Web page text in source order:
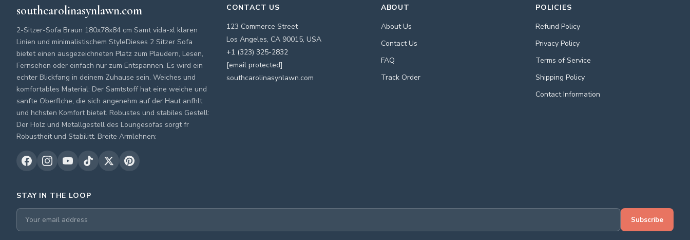
southcarolinasynlawn.com
2-Sitzer-Sofa Braun 180x78x84 cm Samt vida-xl klaren
Linien und minimalistischem StyleDieses 2 Sitzer Sofa
bietet einen ausgezeichneten Platz zum Plaudern, Lesen,
Fernsehen oder einfach nur zum Entspannen. Es wird ein
echter Blickfang in deinem Zuhause sein. Weiches und
komfortables Material: Der Samtstoff hat eine weiche und
sanfte Oberflche, die sich angenehm auf der Haut anfhlt
und hchsten Komfort bietet. Robustes und stabiles Gestell:
Der Holz und Metallgestell des Loungesofas sorgt fr
Robustheit und Stabilitt. Breite Armlehnen:
CONTACT US
123 Commerce Street
Los Angeles, CA 90015, USA
+1 (323) 325-2832
[email protected]
southcarolinasynlawn.com
ABOUT
About Us
Contact Us
FAQ
Track Order
POLICIES
Refund Policy
Privacy Policy
Terms of Service
Shipping Policy
Contact Information
STAY IN THE LOOP
Subscribe